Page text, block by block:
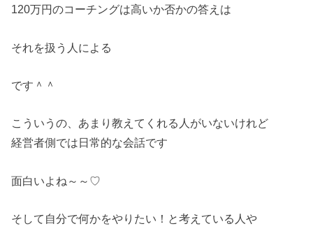
120万円のコーチングは高いか否かの答えは
それを扱う人による
です＾＾
こういうの、あまり教えてくれる人がいないけれど
経営者側では日常的な会話です
面白いよね～～♡
そして自分で何かをやりたい！と考えている人や